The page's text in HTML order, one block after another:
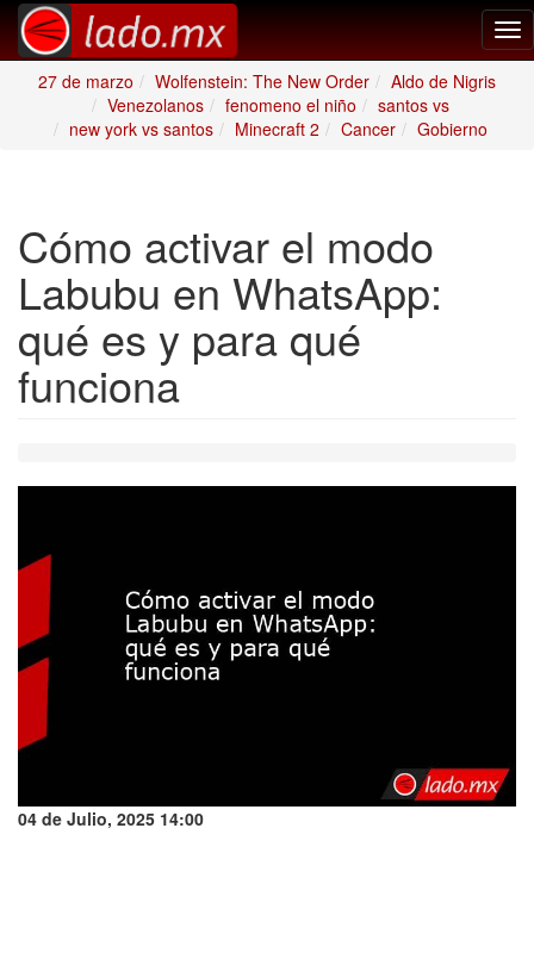
27 de marzo
Wolfenstein: The New Order
Aldo de Nigris
Venezolanos
fenomeno el niño
santos vs
new york vs santos
Minecraft 2 Cancer Gobierno
Cómo activar el modo
Labubu en WhatsApp:
qué es y para qué
funciona
04 de Julio, 2025 14:00